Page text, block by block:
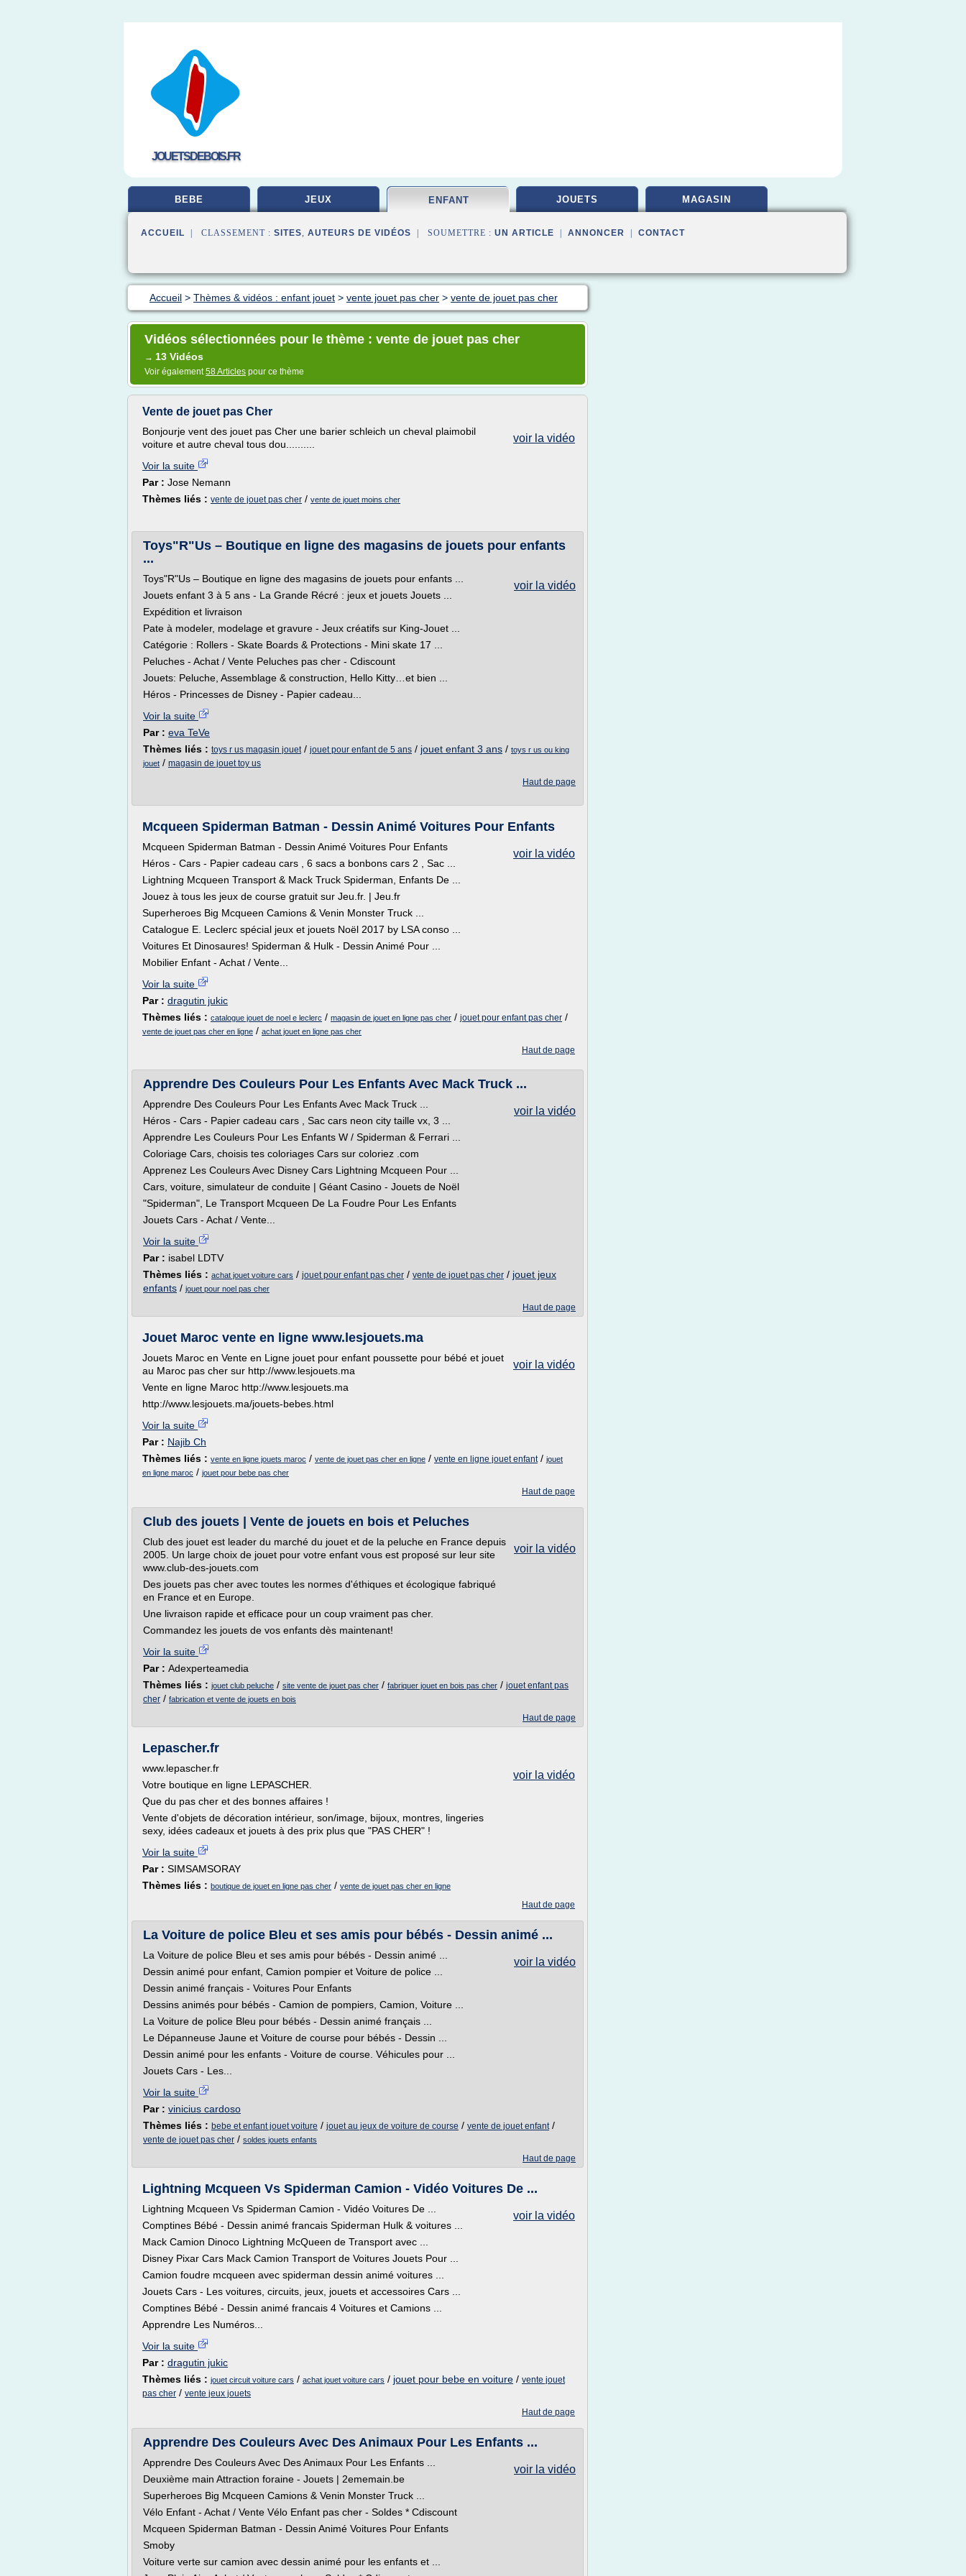
JOUETSDEBOIS.FR
BEBE JEUX ENFANT JOUETS MAGASIN
ACCUEIL | CLASSEMENT : SITES, AUTEURS DE VIDÉOS | SOUMETTRE : UN ARTICLE ANNONCER CONTACT
Accueil > Thèmes & vidéos : enfant jouet > vente jouet pas cher > vente de jouet pas cher
Vidéos sélectionnées pour le thème : vente de jouet pas cher
→ 13 Vidéos
Voir également58 Articles pour ce thème
Vente de jouet pas Cher
voir la vidéo
Bonjourje vent des jouet pas Cher une barier schleich un cheval plaimobil
voiture et autre cheval tous dou..........
Voir la suite
Par : Jose Nemann
Thèmes liés : vente de jouet pas cher / vente de jouet moins cher
Toys"R"Us – Boutique en ligne des magasins de jouets pour enfants
...
voir la vidéo
Toys"R"Us – Boutique en ligne des magasins de jouets pour enfants ...
Jouets enfant 3 à 5 ans - La Grande Récré : jeux et jouets Jouets ...
Expédition et livraison
Pate à modeler, modelage et gravure - Jeux créatifs sur King-Jouet ...
Catégorie : Rollers - Skate Boards & Protections - Mini skate 17 ...
Peluches - Achat / Vente Peluches pas cher - Cdiscount
Jouets: Peluche, Assemblage & construction, Hello Kitty…et bien ...
Héros - Princesses de Disney - Papier cadeau...
Voir la suite
Par : eva TeVe
Thèmes liés : toys r us magasin jouet/ jouet pour enfant de 5 ans / jouet enfant 3 ans / toys r us ou king
jouet / magasin de jouet toy us
Haut de page
Mcqueen Spiderman Batman - Dessin Animé Voitures Pour Enfants
voir la vidéo
Mcqueen Spiderman Batman - Dessin Animé Voitures Pour Enfants
Héros - Cars - Papier cadeau cars , 6 sacs a bonbons cars 2 , Sac ...
Lightning Mcqueen Transport & Mack Truck Spiderman, Enfants De ...
Jouez à tous les jeux de course gratuit sur Jeu.fr. | Jeu.fr
Superheroes Big Mcqueen Camions & Venin Monster Truck ...
Catalogue E. Leclerc spécial jeux et jouets Noël 2017 by LSA conso ...
Voitures Et Dinosaures! Spiderman & Hulk - Dessin Animé Pour ...
Mobilier Enfant - Achat / Vente...
Voir la suite
Par : dragutin jukic
Thèmes liés : catalogue jouet de noel e leclerc / magasin de jouet en ligne pas cher / jouet pour enfant pas cher /
vente de jouet pas cher en ligne / achat jouet en ligne pas cher
Haut de page
Apprendre Des Couleurs Pour Les Enfants Avec Mack Truck ...
voir la vidéo
Apprendre Des Couleurs Pour Les Enfants Avec Mack Truck ...
Héros - Cars - Papier cadeau cars , Sac cars neon city taille vx, 3 ...
Apprendre Les Couleurs Pour Les Enfants W / Spiderman & Ferrari ...
Coloriage Cars, choisis tes coloriages Cars sur coloriez .com
Apprenez Les Couleurs Avec Disney Cars Lightning Mcqueen Pour ...
Cars, voiture, simulateur de conduite | Géant Casino - Jouets de Noël
"Spiderman", Le Transport Mcqueen De La Foudre Pour Les Enfants
Jouets Cars - Achat / Vente...
Voir la suite
Par : isabel LDTV
Thèmes liés : achat jouet voiture cars / jouet pour enfant pas cher / vente de jouet pas cher / jouet jeux
enfants / jouet pour noel pas cher
Haut de page
Jouet Maroc vente en ligne www.lesjouets.ma
voir la vidéo
Jouets Maroc en Vente en Ligne jouet pour enfant poussette pour bébé et jouet
au Maroc pas cher sur http://www.lesjouets.ma
Vente en ligne Maroc http://www.lesjouets.ma
http://www.lesjouets.ma/jouets-bebes.html
Voir la suite
Par : Najib Ch
Thèmes liés : vente en ligne jouets maroc / vente de jouet pas cher en ligne / vente en ligne jouet enfant/ jouet
en ligne maroc / jouet pour bebe pas cher
Haut de page
Club des jouets | Vente de jouets en bois et Peluches
voir la vidéo
Club des jouet est leader du marché du jouet et de la peluche en France depuis
2005. Un large choix de jouet pour votre enfant vous est proposé sur leur site
www.club-des-jouets.com
Des jouets pas cher avec toutes les normes d'éthiques et écologique fabriqué
en France et en Europe.
Une livraison rapide et efficace pour un coup vraiment pas cher.
Commandez les jouets de vos enfants dès maintenant!
Voir la suite
Par : Adexperteamedia
Thèmes liés : jouet club peluche / site vente de jouet pas cher / fabriquer jouet en bois pas cher / jouet enfant pas
cher / fabrication et vente de jouets en bois
Haut de page
Lepascher.fr
voir la vidéo
www.lepascher.fr
Votre boutique en ligne LEPASCHER.
Que du pas cher et des bonnes affaires !
Vente d'objets de décoration intérieur, son/image, bijoux, montres, lingeries
sexy, idées cadeaux et jouets à des prix plus que "PAS CHER" !
Voir la suite
Par : SIMSAMSORAY
Thèmes liés : boutique de jouet en ligne pas cher / vente de jouet pas cher en ligne
Haut de page
La Voiture de police Bleu et ses amis pour bébés - Dessin animé ...
voir la vidéo
La Voiture de police Bleu et ses amis pour bébés - Dessin animé ...
Dessin animé pour enfant, Camion pompier et Voiture de police ...
Dessin animé français - Voitures Pour Enfants
Dessins animés pour bébés - Camion de pompiers, Camion, Voiture ...
La Voiture de police Bleu pour bébés - Dessin animé français ...
Le Dépanneuse Jaune et Voiture de course pour bébés - Dessin ...
Dessin animé pour les enfants - Voiture de course. Véhicules pour ...
Jouets Cars - Les...
Voir la suite
Par : vinicius cardoso
Thèmes liés : bebe et enfant jouet voiture / jouet au jeux de voiture de course / vente de jouet enfant/
vente de jouet pas cher / soldes jouets enfants
Haut de page
Lightning Mcqueen Vs Spiderman Camion - Vidéo Voitures De ...
voir la vidéo
Lightning Mcqueen Vs Spiderman Camion - Vidéo Voitures De ...
Comptines Bébé - Dessin animé francais Spiderman Hulk & voitures ...
Mack Camion Dinoco Lightning McQueen de Transport avec ...
Disney Pixar Cars Mack Camion Transport de Voitures Jouets Pour ...
Camion foudre mcqueen avec spiderman dessin animé voitures ...
Jouets Cars - Les voitures, circuits, jeux, jouets et accessoires Cars ...
Comptines Bébé - Dessin animé francais 4 Voitures et Camions ...
Apprendre Les Numéros...
Voir la suite
Par : dragutin jukic
Thèmes liés : jouet circuit voiture cars / achat jouet voiture cars / jouet pour bebe en voiture / vente jouet
pas cher / vente jeux jouets
Haut de page
Apprendre Des Couleurs Avec Des Animaux Pour Les Enfants ...
voir la vidéo
Apprendre Des Couleurs Avec Des Animaux Pour Les Enfants ...
Deuxième main Attraction foraine - Jouets | 2ememain.be
Superheroes Big Mcqueen Camions & Venin Monster Truck ...
Vélo Enfant - Achat / Vente Vélo Enfant pas cher - Soldes * Cdiscount
Mcqueen Spiderman Batman - Dessin Animé Voitures Pour Enfants
Smoby
Voiture verte sur camion avec dessin animé pour les enfants et ...